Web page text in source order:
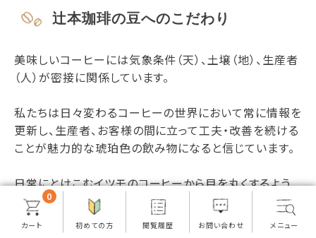
辻本珈琲の豆へのこだわり
美味しいコーヒーには気象条件（天）、土壌（地）、生産者
（人）が密接に関係しています。
私たちは日々変わるコーヒーの世界において常に情報を
更新し、生産者、お客様の間に立って工夫・改善を続ける
ことが魅力的な琥珀色の飲み物になると信じています。
日常にとけこむイツモのコーヒーから目を丸くするよう
な飛び切り綺麗なフレーバーを有するスペシャルティコ
ーヒー。
0